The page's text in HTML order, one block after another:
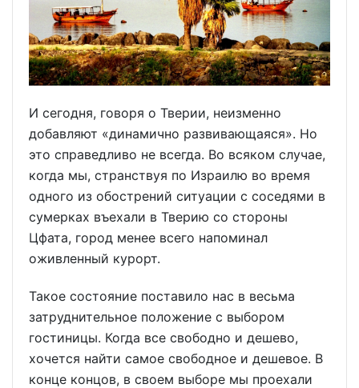
И сегодня, говоря о Тверии, неизменно
добавляют «динамично развивающаяся». Но
это справедливо не всегда. Во всяком случае,
когда мы, странствуя по Израилю во время
одного из обострений ситуации с соседями в
сумерках въехали в Тверию со стороны
Цфата, город менее всего напоминал
оживленный курорт.
Такое состояние поставило нас в весьма
затруднительное положение с выбором
гостиницы. Когда все свободно и дешево,
хочется найти самое свободное и дешевое. В
конце концов, в своем выборе мы проехали